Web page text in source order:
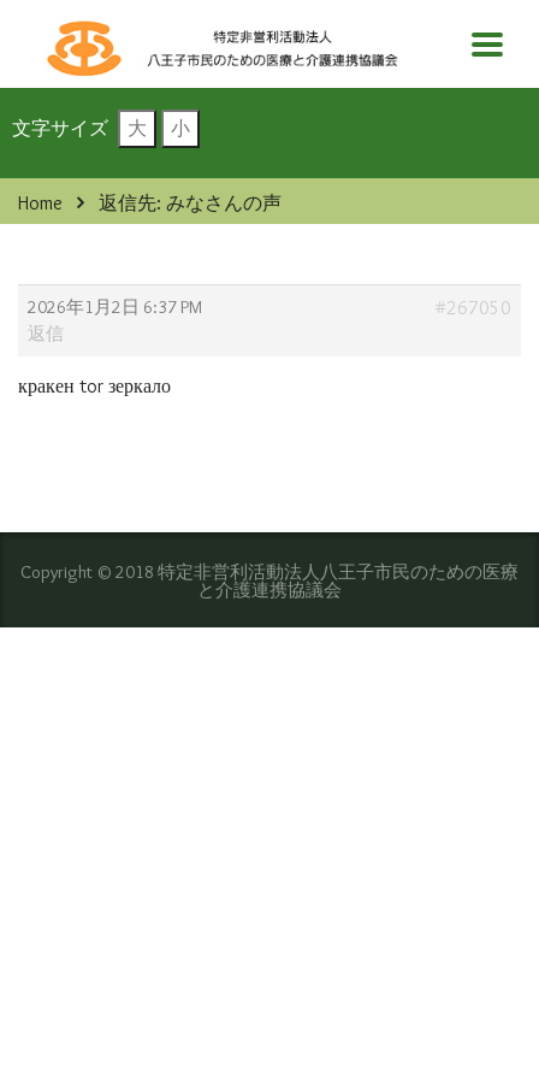
文字サイズ 大 小
Home 返信先: みなさんの声
2026年1月2日 6:37 PM #267050
返信
кракен tor зеркало
Copyright © 2018 特定非営利活動法人八王子市民のための医療
と介護連携協議会